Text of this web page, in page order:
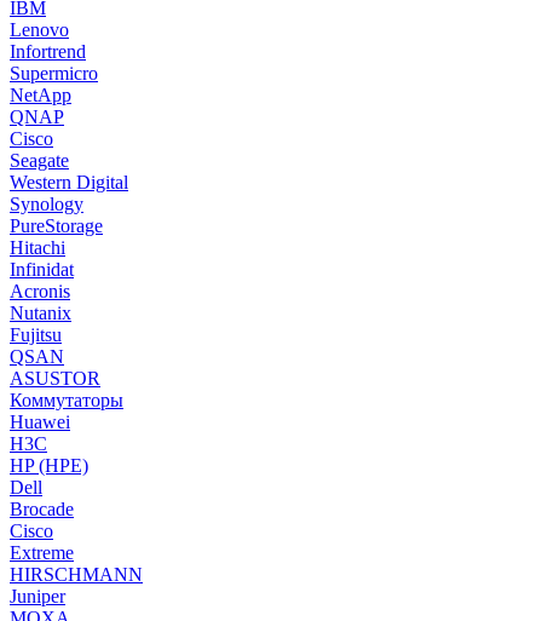
IBM
Lenovo
Infortrend
Supermicro
NetApp
QNAP
Cisco
Seagate
Western Digital
Synology
PureStorage
Hitachi
Infinidat
Acronis
Nutanix
Fujitsu
QSAN
ASUSTOR
Коммутаторы
Huawei
H3C
HP (HPE)
Dell
Brocade
Cisco
Extreme
HIRSCHMANN
Juniper